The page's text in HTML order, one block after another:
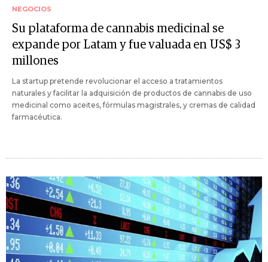
NEGOCIOS
Su plataforma de cannabis medicinal se
expande por Latam y fue valuada en US$ 3
millones
La startup pretende revolucionar el acceso a tratamientos
naturales y facilitar la adquisición de productos de cannabis de uso
medicinal como aceites, fórmulas magistrales, y cremas de calidad
farmacéutica.